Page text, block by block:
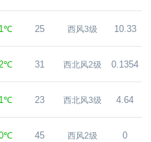
1℃ 25 西风3级 10.33
31 西北风2级 0.1354
1℃ 23 西北风3级 4.64
45 西风2级 0